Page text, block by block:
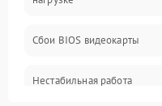
Электропитание
ПО
Электронные
Сбои BIOS видеокарты
Нестабильная работа